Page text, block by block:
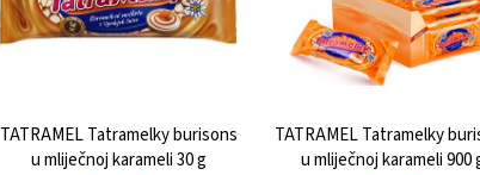
TATRAMEL Tatramelky burisons
u mliječnoj karameli 30 g
TATRAMEL Tatramelky
u mliječnoj karameli 900